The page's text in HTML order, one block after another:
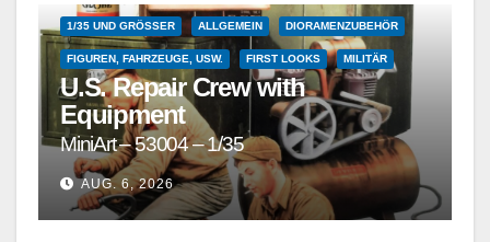
1/35 UND GRÖSSER ALLGEMEIN DIORAMENZUBEHÖR
FIGUREN, FAHRZEUGE, USW. FIRST LOOKS MILITÄR
U.S. Repair Crew with
Equipment
MiniArt – 53004 – 1/35
AUG. 6, 2026